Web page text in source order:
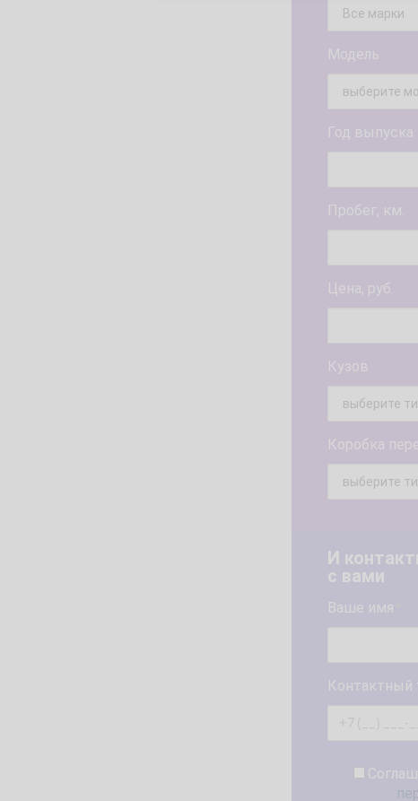
Модель
Год выпуска
Пробег, км.
Цена, руб.
Кузов
Коробка
И
с вами
Ваше имя
Контактный